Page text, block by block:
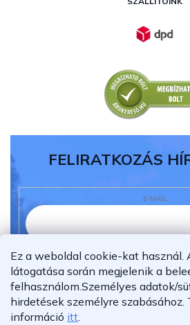
Ez a weboldal cookie-kat használ.
látogatása során megjelenik a
felhasználom.Személyes adatok/
hirdetések személyre szabásához.
információ itt.
FELIRATKOZÁS
E-MAIL
Elolvastam és
nyilatkozatot.
Feliratkozás